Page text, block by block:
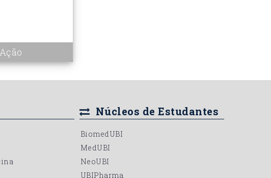
Núcleos de Estudantes
BiomedUBI
MedUBI
NeoUBI
UBIPharma